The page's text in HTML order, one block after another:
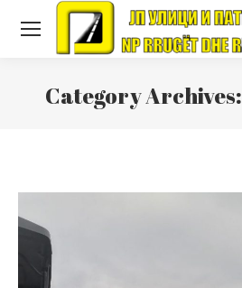
Category Archives: